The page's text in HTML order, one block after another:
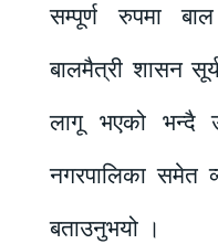
सम्पूर्ण रुपमा
बालमैत्री शासन
लागू भएको भन्दै
नगरपालिका समेत
बताउनुभयो ।